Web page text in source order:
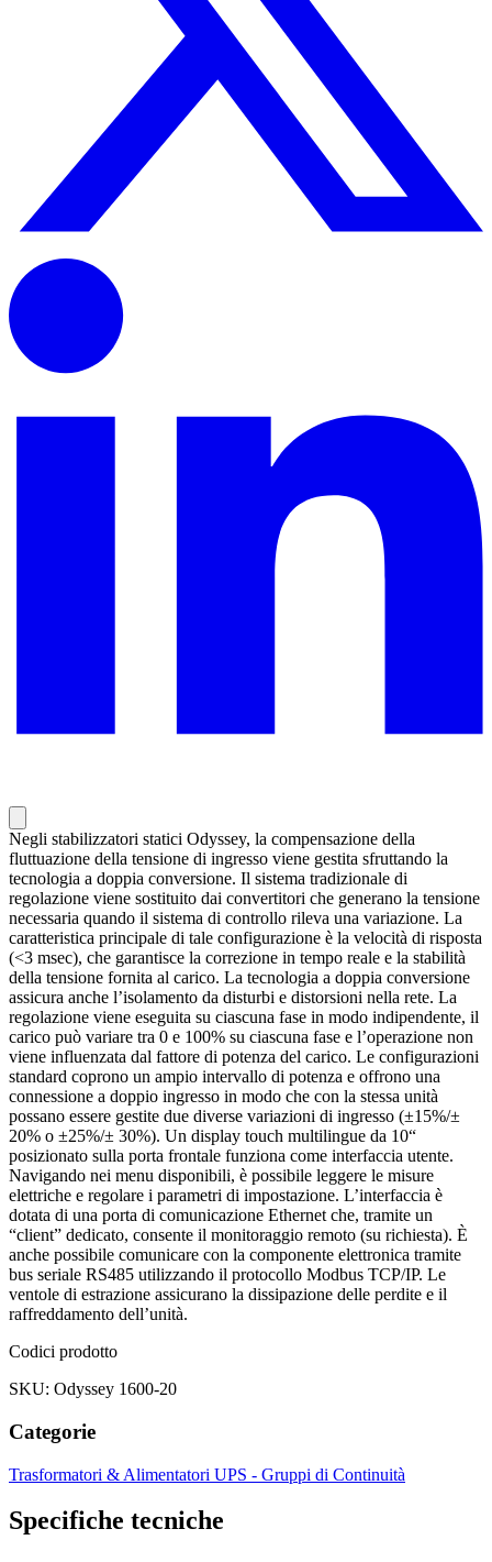
Negli stabilizzatori statici Odyssey, la compensazione della
fluttuazione della tensione di ingresso viene gestita sfruttando la
tecnologia a doppia conversione. Il sistema tradizionale di
regolazione viene sostituito dai convertitori che generano la tensione
necessaria quando il sistema di controllo rileva una variazione. La
caratteristica principale di tale configurazione è la velocità di risposta
(<3 msec), che garantisce la correzione in tempo reale e la stabilità
della tensione fornita al carico. La tecnologia a doppia conversione
assicura anche l’isolamento da disturbi e distorsioni nella rete. La
regolazione viene eseguita su ciascuna fase in modo indipendente, il
carico può variare tra 0 e 100% su ciascuna fase e l’operazione non
viene influenzata dal fattore di potenza del carico. Le configurazioni
standard coprono un ampio intervallo di potenza e offrono una
connessione a doppio ingresso in modo che con la stessa unità
possano essere gestite due diverse variazioni di ingresso (±15%/±
20% o ±25%/± 30%). Un display touch multilingue da 10“
posizionato sulla porta frontale funziona come interfaccia utente.
Navigando nei menu disponibili, è possibile leggere le misure
elettriche e regolare i parametri di impostazione. L’interfaccia è
dotata di una porta di comunicazione Ethernet che, tramite un
“client” dedicato, consente il monitoraggio remoto (su richiesta). È
anche possibile comunicare con la componente elettronica tramite
bus seriale RS485 utilizzando il protocollo Modbus TCP/IP. Le
ventole di estrazione assicurano la dissipazione delle perdite e il
raffreddamento dell’unità.
Codici prodotto
SKU: Odyssey 1600-20
Categorie
Trasformatori & Alimentatori UPS - Gruppi di Continuità
Specifiche tecniche